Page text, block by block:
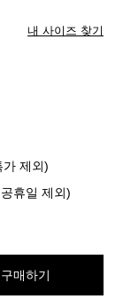
내 사이즈 찾기
제외)
휴일 제외)
구매하기